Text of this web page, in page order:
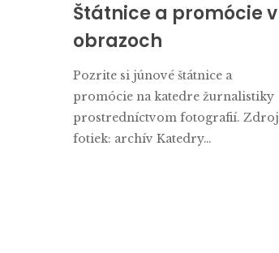
Štátnice a promócie v
obrazoch
Pozrite si júnové štátnice a
promócie na katedre žurnalistiky
prostredníctvom fotografií. Zdroj
fotiek: archív Katedry…